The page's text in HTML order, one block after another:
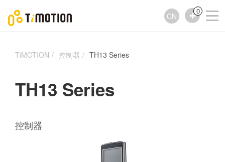
CN
0
TiMOTION 控制器 TH13 Series
TH13 Series
控制器